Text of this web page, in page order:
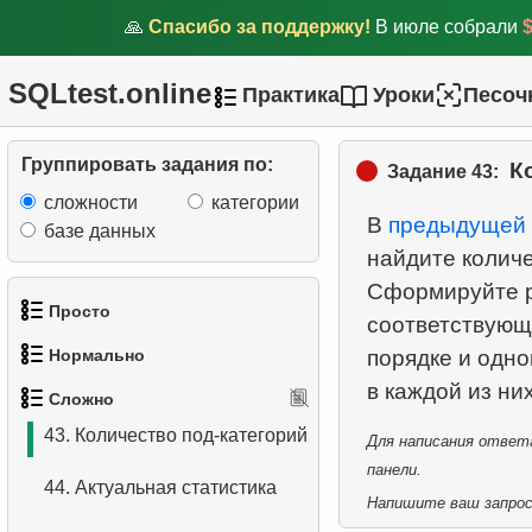
🙏 Спасибо за поддержку! В июле собрали
SQLtest.online Практика Уроки
Группировать задания по:
сложности
категории
базе данных
Просто
2. Список языков
3. Имена актёров
Нормально
подзапроса
2. Найти адреса с помощью
Сложно
Вычислить координаты
самолётов
39.
Операторы множеств в
SQL
Найти хиты 2005 года
Анализ стоимости
проката фильма по
42.Распределение рейсов по
43. Количество под-категорий
44. Актуальная статистика
Задание 43:
В предыдущей
найдите
Сформируйте
порядке и
Для написания
панели.
Напишите ваш